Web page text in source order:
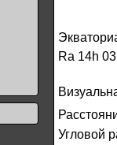
Ra 14h
Угловой